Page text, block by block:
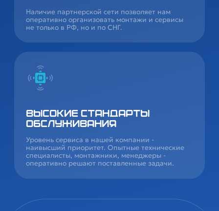
Наличие партнерской сети позволяет нам
оперативно организовать монтажи и сервисы
не только в РФ, но и по СНГ.
Высокие стандарты
обслуживания
Уровень сервиса в нашей компании -
наивысший приоритет. Опытные технические
специалисты, монтажники, менеджеры -
оперативно решают поставленные задачи.